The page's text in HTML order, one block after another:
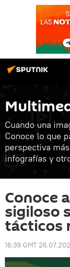
Cuando una
Conoce lo que
perspectiva
infografías y
Conoce
sigiloso
tácticos
16:39 GMT